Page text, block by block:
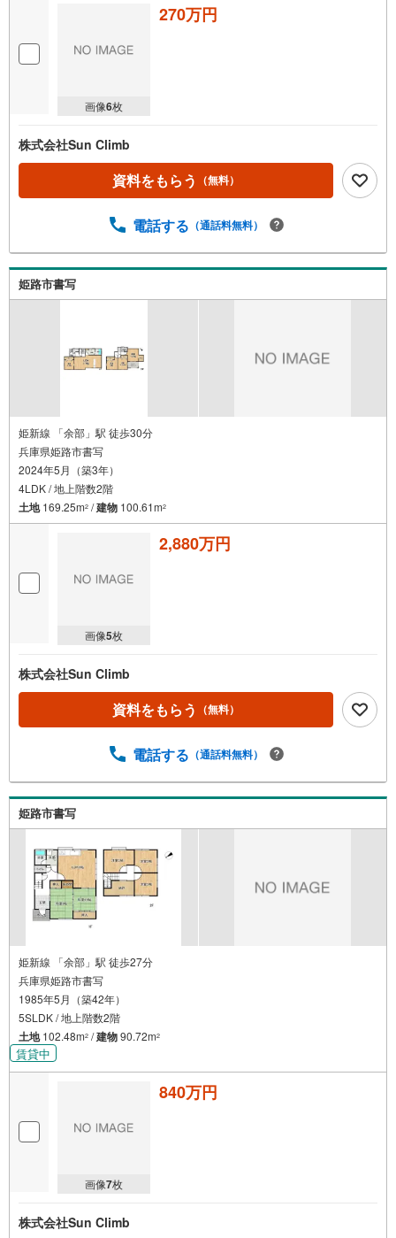
画像6枚
270万円
株式会社Sun Climb
資料をもらう （無料）
電話する （通話料無料）
姫路市書写
姫新線 「余部」駅 徒歩30分
兵庫県姫路市書写
2024年5月（築3年）
4LDK / 地上階数2階
土地169.25m2 /建物 100.61m2
画像5枚
2,880万円
株式会社Sun Climb
資料をもらう （無料）
電話する （通話料無料）
姫路市書写
姫新線 「余部」駅 徒歩27分
兵庫県姫路市書写
1985年5月（築42年）
5SLDK / 地上階数2階
土地102.48m2 /建物90.72m2
賃貸中
画像7枚
840万円
株式会社Sun Climb